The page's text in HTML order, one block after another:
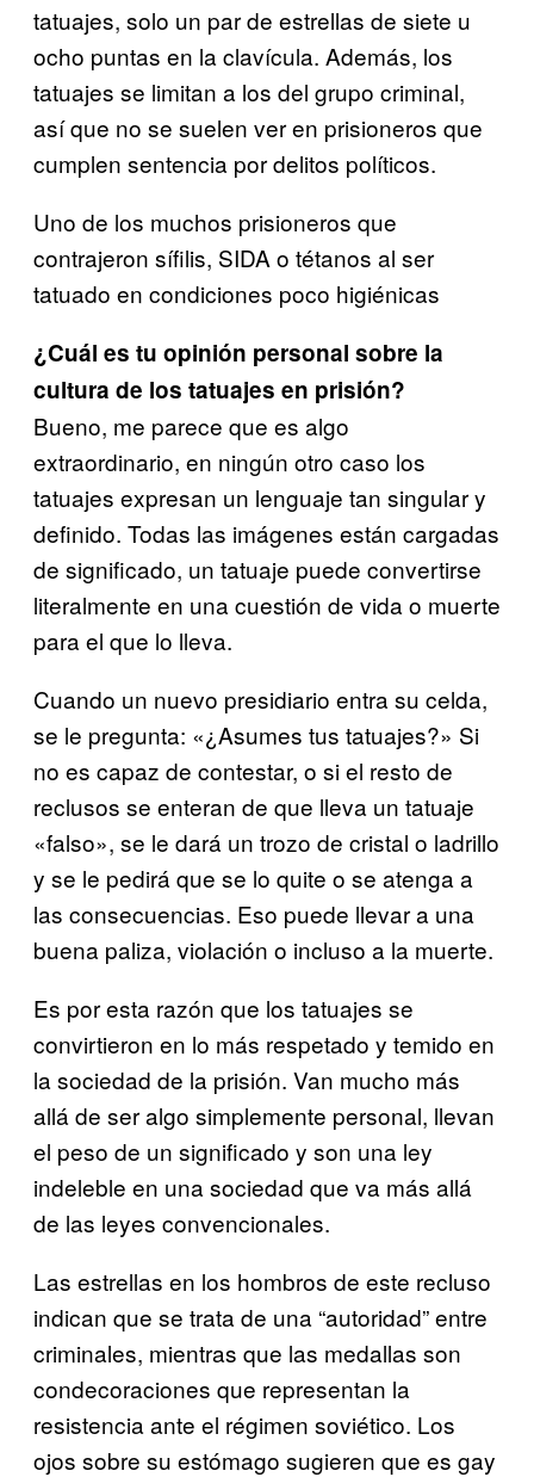
tatuajes, solo un par de estrellas de siete u
ocho puntas en la clavícula. Además, los
tatuajes se limitan a los del grupo criminal,
así que no se suelen ver en prisioneros que
cumplen sentencia por delitos políticos.
Uno de los muchos prisioneros que
contrajeron sífilis, SIDA o tétanos al ser
tatuado en condiciones poco higiénicas
¿Cuál es tu opinión personal sobre la
cultura de los tatuajes en prisión?
Bueno, me parece que es algo
extraordinario, en ningún otro caso los
tatuajes expresan un lenguaje tan singular y
definido. Todas las imágenes están cargadas
de significado, un tatuaje puede convertirse
literalmente en una cuestión de vida o muerte
para el que lo lleva.
Cuando un nuevo presidiario entra su celda,
se le pregunta: «¿Asumes tus tatuajes?» Si
no es capaz de contestar, o si el resto de
reclusos se enteran de que lleva un tatuaje
«falso», se le dará un trozo de cristal o ladrillo
y se le pedirá que se lo quite o se atenga a
las consecuencias. Eso puede llevar a una
buena paliza, violación o incluso a la muerte.
Es por esta razón que los tatuajes se
convirtieron en lo más respetado y temido en
la sociedad de la prisión. Van mucho más
allá de ser algo simplemente personal, llevan
el peso de un significado y son una ley
indeleble en una sociedad que va más allá
de las leyes convencionales.
Las estrellas en los hombros de este recluso
indican que se trata de una “autoridad” entre
criminales, mientras que las medallas son
condecoraciones que representan la
resistencia ante el régimen soviético. Los
ojos sobre su estómago sugieren que es gay